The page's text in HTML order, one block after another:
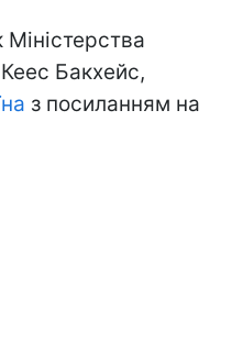
Бакхейс,
з посиланням на